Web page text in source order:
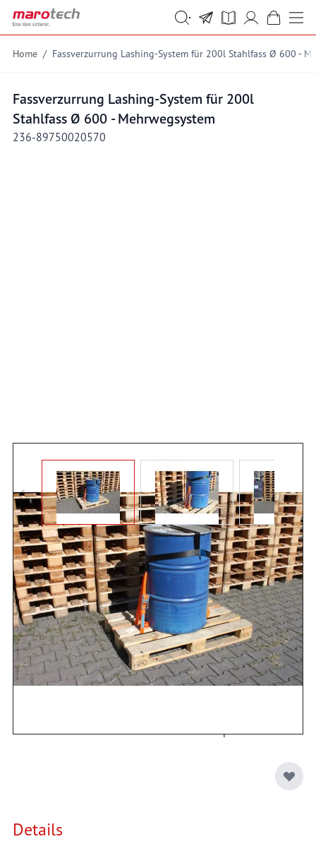
Skip to Content
Suche
Suche
Home / Fassverzurrung Lashing-System für 200l Stahlfass Ø 600 -
Fassverzurrung Lashing-System für 200l
Stahlfass Ø 600 - Mehrwegsystem
236-89750020570
Angebot anfordern
Fassverzurrung schnell und einfach als Mehrwegsystem.
Damit ist das Zurrsystem mehrfach zu verwenden und spart
Kosten gegenüber dem Kauf von Einwegware. Hergestellt
aus 50 mm Gurtband und zwei Schlaufen, bietet das
Lashingsystem für 200 Liter Stahlfässer festen Halt. Im
sichere Ladeeinheit auf Standard Euro-Holzpaletten.
Details